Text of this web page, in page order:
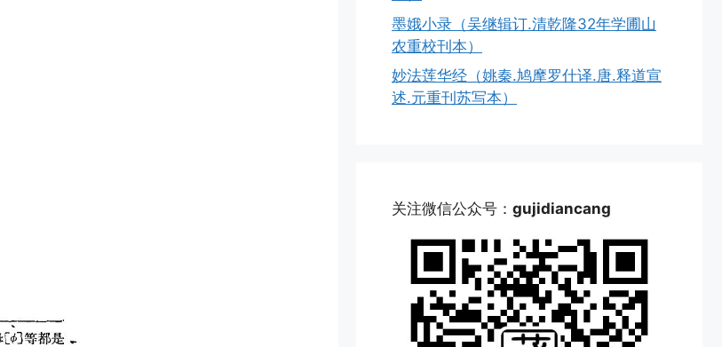
墨娥小录（吴继辑订.清乾隆32年学圃山
农重校刊本）
妙法莲华经（姚秦.鸠摩罗什译.唐.释道宣
述.元重刊苏写本）
关注微信公众号： gujidiancang